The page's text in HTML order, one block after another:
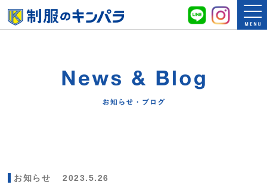
お知らせ 2023.5.26